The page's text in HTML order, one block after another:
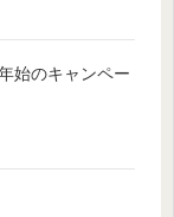
始のキャンペー